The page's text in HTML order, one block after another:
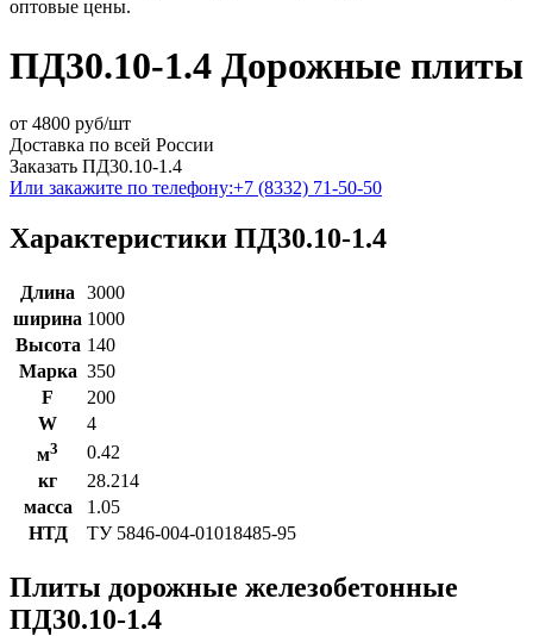
оптовые цены.
ПД30.10-1.4 Дорожные плиты
от 4800 руб/шт
Доставка по всей России
Заказать ПД30.10-1.4
Или закажите по телефону:+7 (8332) 71-50-50
Характеристики ПД30.10-1.4
Длина
3000
ширина 1000
Высота 140
Марка 350
F
200
W
4
м3
0.42
кг
28.214
масса
1.05
НТД
ТУ 5846-004-01018485-95
Плиты дорожные железобетонные
ПД30.10-1.4